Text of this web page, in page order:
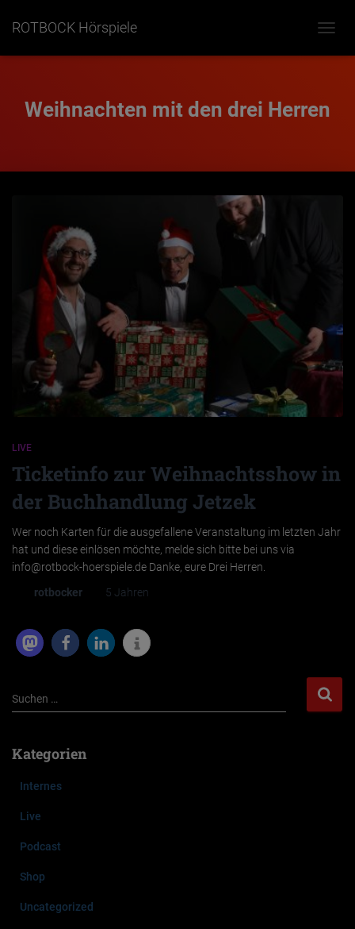
ROTBOCK Hörspiele
Weihnachten mit den drei Herren
LIVE
Ticketinfo zur Weihnachtsshow in
der Buchhandlung Jetzek
Wer noch Karten für die ausgefallene Veranstaltung im letzten Jahr
hat und diese einlösen möchte, melde sich bitte bei uns via
info@rotbock-hoerspiele.de Danke, eure Drei Herren.
rotbocker 5 Jahren
S
u
e
Suchen …
Kategorien
Internes
Live
Podcast
Shop
Uncategorized